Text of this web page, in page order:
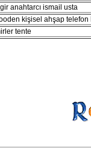
anahtarcı ismail usta
kişisel ahşap telefon
tente